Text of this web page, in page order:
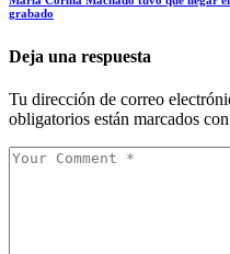
grabado
Deja una respuesta
Tu dirección de correo
obligatorios están marcados con